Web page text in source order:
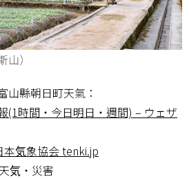
）
山縣朝日町天氣：
(1時間・今日明日・週間) – ウェザ
気象協会 tenki.jp
気・災害